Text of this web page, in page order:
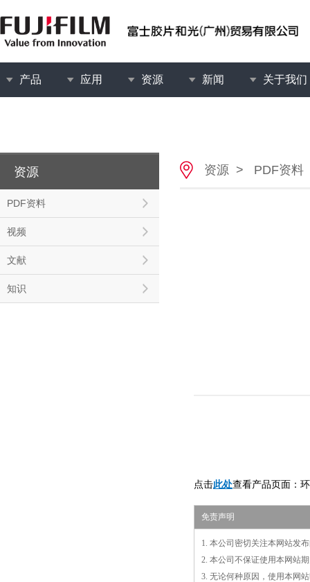
产品 应用 资源 新闻 关于我们
资源
PDF资料
视频
文献
知识
资源 > PDF资料
点击此处查看产品页面：
免责声明
1. 本公司密切关注本网站发
2. 本公司不保证使用本网站
3. 无论何种原因，使用本网